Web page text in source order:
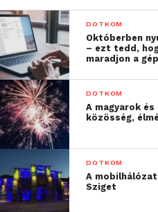
DOTKOM
Októberben
– ezt tedd,
maradjon a
DOTKOM
A magyarok
közösség,
DOTKOM
A
Sziget